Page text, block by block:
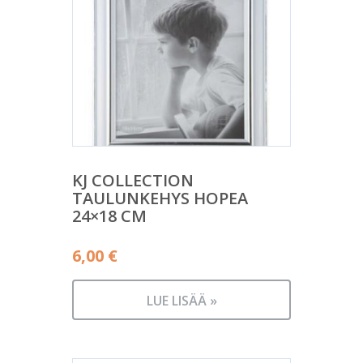
KJ COLLECTION
TAULUNKEHYS HOPEA
24×18 CM
6,00 €
LUE LISÄÄ »